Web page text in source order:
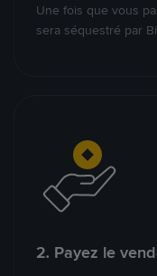
Une fois que vous
sera séquestré par
2. Payez le